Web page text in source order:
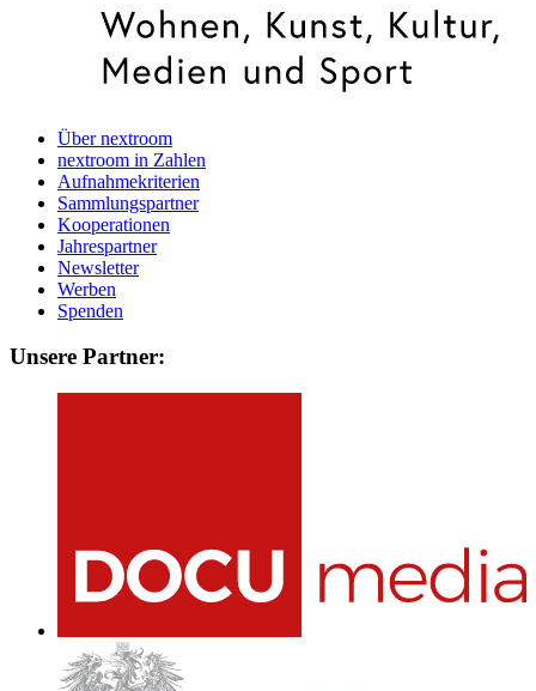
Über nextroom
nextroom in Zahlen
Aufnahmekriterien
Sammlungspartner
Kooperationen
Jahrespartner
Newsletter
Werben
Spenden
Unsere Partner: